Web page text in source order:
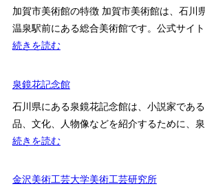
立
歴
史
物
館
の
見
こ
加賀市美術館の特徴 加賀市美術館は、石川
温泉駅前にある総合美術館です。公式サイ
続きを読む:
賀
美
術
館
見
泉鏡花記念館
石川県にある泉鏡花記念館は、小説家であ
品、文化、人物像などを紹介するために、
続きを読む:
鏡
金沢美術工芸大学美術工芸研究所